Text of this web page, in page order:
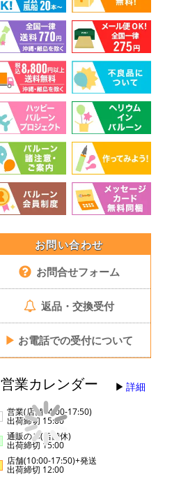
お問い合わせ
お問合せフォーム
返品・交換受付
▶ お電話での受付について
営業カレンダー 詳細
営業(店舗14:00-17:50)
出荷締切 15:00
通販のみ(店舗休)
出荷締切 15:00
店舗(10:00-17:50)+発送
出荷締切 12:00